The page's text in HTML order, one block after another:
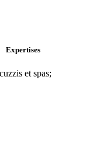
Expertises
et spas;